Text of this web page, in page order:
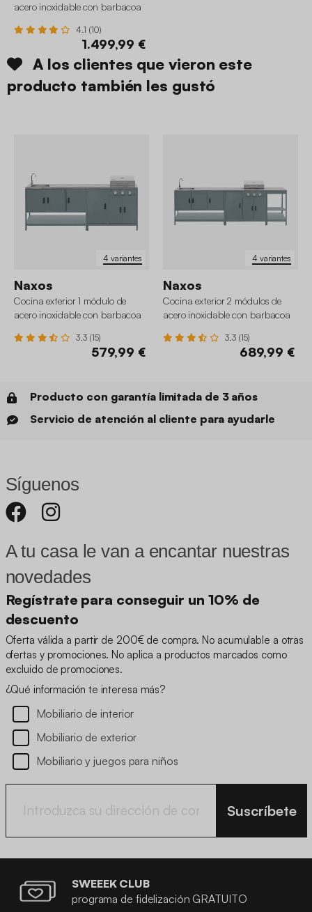
acero inoxidable con barbacoa
4.1 (10)
1.499,99 €
A los clientes que vieron este
producto también les gustó
4 variantes
Naxos
Cocina exterior 1 módulo de
acero inoxidable con barbacoa
3.3 (15)
579,99 €
4 variantes
Naxos
Cocina exterior 2 módulos de
acero inoxidable con barbacoa
3.3 (15)
689,99 €
Producto con garantía limitada de 3 años
Servicio de atención al cliente para ayudarle
Síguenos
A tu casa le van a encantar nuestras
novedades
Regístrate para conseguir un 10% de
descuento
Oferta válida a partir de 200€ de compra. No acumulable a otras
ofertas y promociones. No aplica a productos marcados como
excluido de promociones.
¿Qué información te interesa más?
Mobiliario de interior
Mobiliario de exterior
Mobiliario y juegos para niños
Suscríbete
SWEEEK CLUB
programa de fidelización GRATUITO